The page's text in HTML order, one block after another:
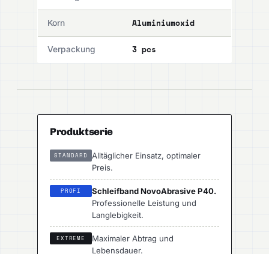
Korn Aluminiumoxid
Verpackung 3 pcs
Produktserie
STANDARD
Alltäglicher Einsatz, optimaler
Preis.
PROFI
Schleifband NovoAbrasive P40.
Professionelle Leistung und
Langlebigkeit.
EXTREME
Maximaler Abtrag und
Lebensdauer.